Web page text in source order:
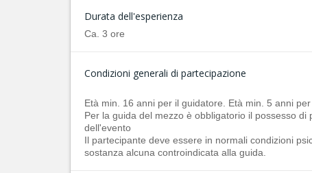
Durata dell'esperienza
Ca. 3 ore
Condizioni generali di partecipazione
Età min. 16 anni per il guidatore. Età min. 5 anni per
Per la guida del mezzo è obbligatorio il possesso
dell'evento
Il partecipante deve essere in normali condizioni
sostanza alcuna controindicata alla guida.